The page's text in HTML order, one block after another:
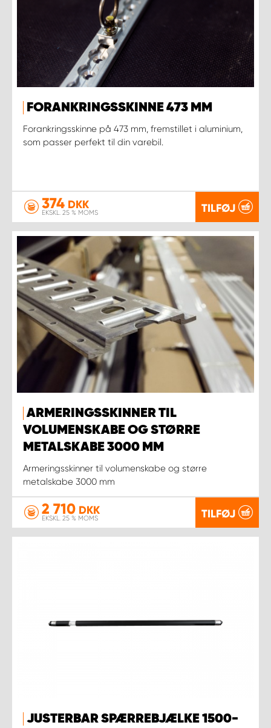
FORANKRINGSSKINNE 473 MM
Forankringsskinne på 473 mm, fremstillet i aluminium,
som passer perfekt til din varebil.
374 DKK
EKSKL. 25 % MOMS TILFØJ
ARMERINGSSKINNER TIL
VOLUMENSKABE OG STØRRE
METALSKABE 3000 MM
Armeringsskinner til volumenskabe og større
metalskabe 3000 mm
2 710 DKK
EKSKL. 25 % MOMS TILFØJ
JUSTERBAR SPÆRREBJÆLKE 1500-